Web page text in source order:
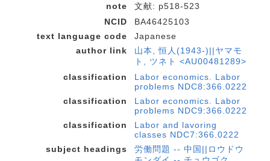
note
文献: p518-523
NCID
BA46425103
text language code
Japanese
author link
山本, 恒人(1943-)||ヤマモ
ト, ツネト <AU00481289>
classification
Labor economics. Labor
problems NDC8:366.0222
classification
Labor economics. Labor
problems NDC9:366.0222
classification
Labor and lavoring
classes NDC7:366.0222
subject headings
労働問題 -- 中国||ロウドウ